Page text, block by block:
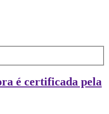
é certificada pela